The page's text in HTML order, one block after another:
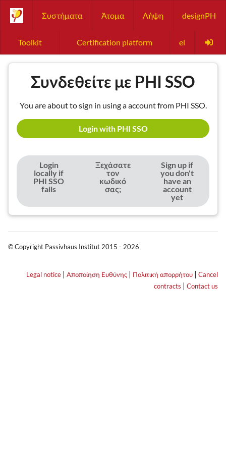
Συστήματα Άτομα Λήψη designPH
Toolkit Certification platform el
Συνδεθείτε με PHI SSO
You are about to sign in using a account from PHI SSO.
Login with PHI SSO
Login
locally if
PHI SSO
fails
Ξεχάσατε
τον
κωδικό
σας;
Sign up if
you don't
have an
account
yet
© Copyright Passivhaus Institut 2015 - 2026
Legal notice | Αποποίηση Ευθύνης | Πολιτική απορρήτου | Cancel
contracts | Contact us